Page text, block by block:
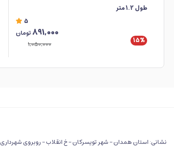
طول 1.2 متر
5
15%
891,000تومان
1,050,000
نشانی: استان همدان - شهر تویسرکان - خ انقلاب - روبروی شهرداری